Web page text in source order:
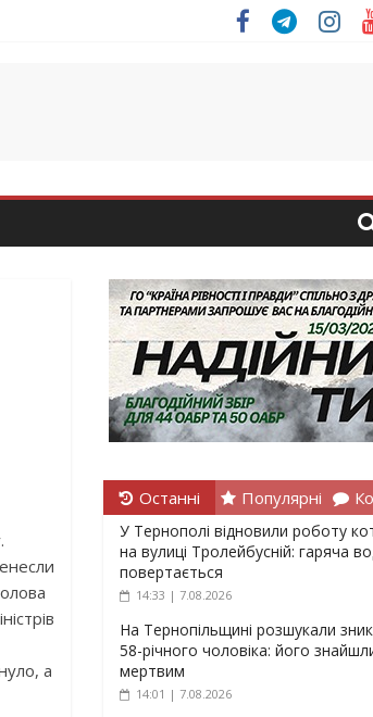
щиті»
Скоробогатий з Тернопільщини
а
Останні Популярні
У Тернополі відновили роботу
на вулиці Тролейбусній: гаряча
повертається
14:33 | 7.08.2026
На Тернопільщині розшукали
58-річного чоловіка: його
мертвим
14:01 | 7.08.2026